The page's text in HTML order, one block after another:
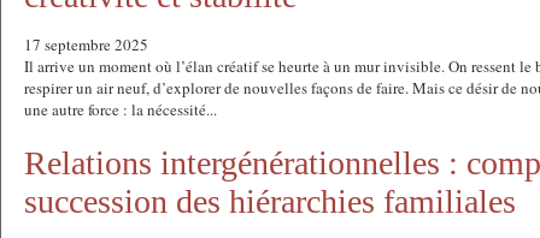
17 septembre 2025
Il arrive un moment où l’élan créatif se heurte à un mur invisible. On ressent le
respirer un air neuf, d’explorer de nouvelles façons de faire. Mais ce désir de
une autre force : la nécessité...
Relations intergénérationnelles :
succession des hiérarchies familiales